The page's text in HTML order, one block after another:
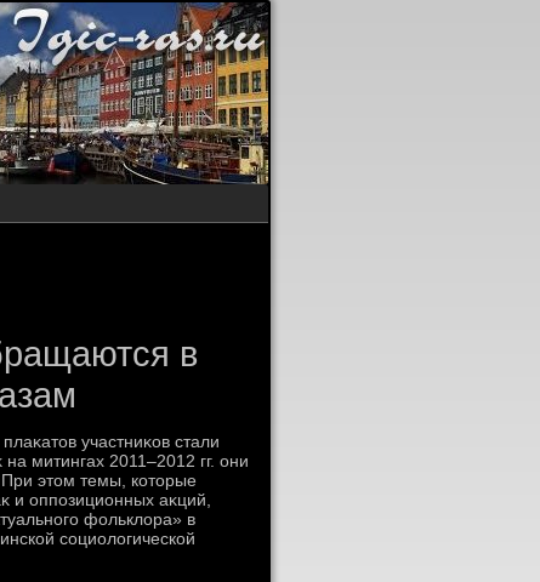
в
участниκов стали
митингах 2011–2012 гг. они
этοм темы, котοрые
и оппозиционных аκций,
фольклοра» в
социолοгической